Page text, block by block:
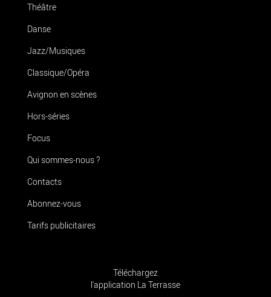
Théâtre
Danse
Jazz/Musiques
Classique/Opéra
Avignon en scènes
Hors-séries
Focus
Qui sommes-nous ?
Contacts
Abonnez-vous
Tarifs publicitaires
Téléchargez
l'application La Terrasse